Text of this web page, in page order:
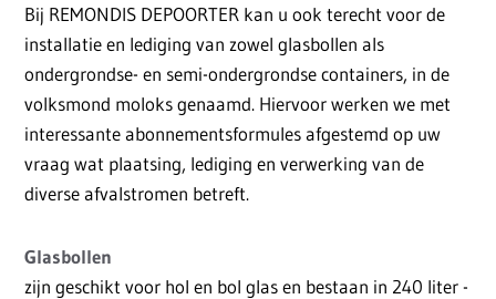
Bij REMONDIS DEPOORTER kan u ook terecht voor de
installatie en lediging van zowel glasbollen als
ondergrondse- en semi-ondergrondse containers, in de
volksmond moloks genaamd. Hiervoor werken we met
interessante abonnementsformules afgestemd op uw
vraag wat plaatsing, lediging en verwerking van de
diverse afvalstromen betreft.
Glasbollen
zijn geschikt voor hol en bol glas en bestaan in 240 liter -